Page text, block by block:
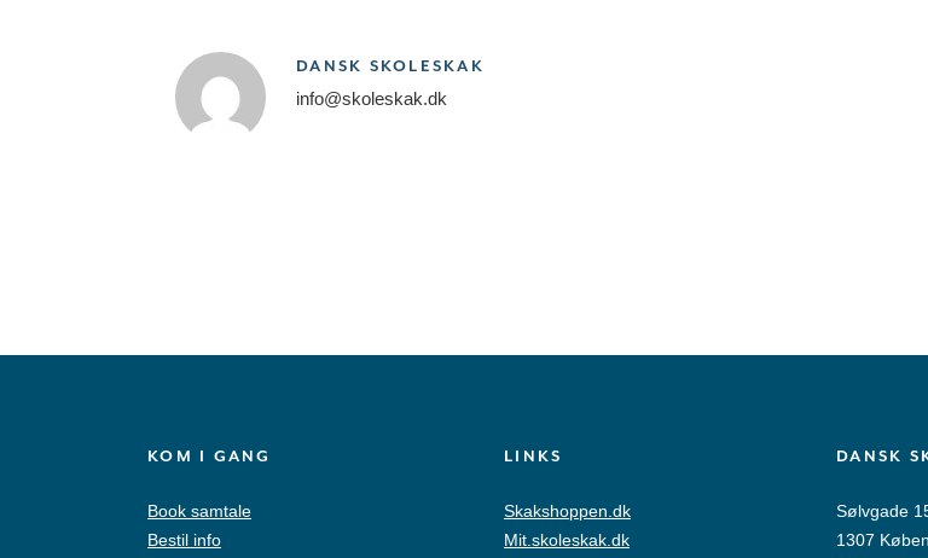
DANSK SKOLESKAK
info@skoleskak.dk
KOM I GANG
Book samtale
Bestil info
LINKS
Skakshoppen.dk
Mit.skoleskak.dk
DANSK
Sølvgade
1307